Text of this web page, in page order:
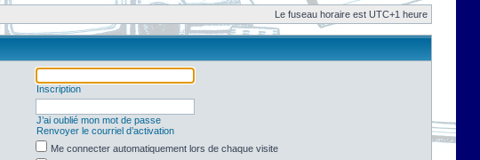
Le fuseau horaire est UTC+1 heure
Inscription
J’ai oublié mon mot de passe
Renvoyer le courriel d’activation
Me connecter automatiquement lors de chaque visite